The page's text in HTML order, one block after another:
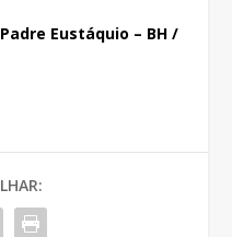
Eustáquio – BH /